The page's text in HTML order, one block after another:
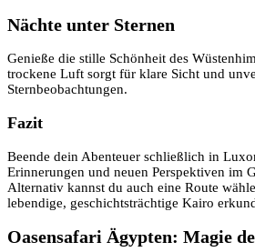
Nächte unter Sternen
Genieße die stille Schönheit des
trockene Luft sorgt für klare Sicht und
Sternbeobachtungen.
Fazit
Beende dein Abenteuer schließlich in
Erinnerungen und neuen Perspektiven im
Alternativ kannst du auch eine Route
lebendige, geschichtsträchtige Kairo
Oasensafari Ägypten: Magie